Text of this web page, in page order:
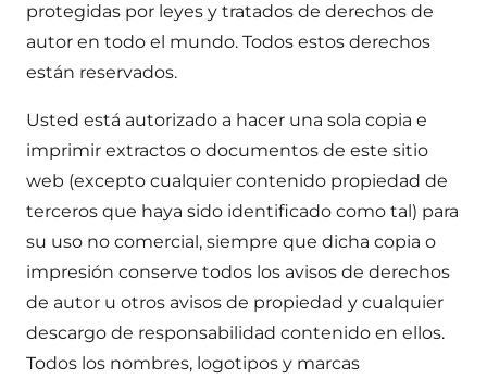
protegidas por leyes y tratados de derechos de
autor en todo el mundo. Todos estos derechos
están reservados.
Usted está autorizado a hacer una sola copia e
imprimir extractos o documentos de este sitio
web (excepto cualquier contenido propiedad de
terceros que haya sido identificado como tal) para
su uso no comercial, siempre que dicha copia o
impresión conserve todos los avisos de derechos
de autor u otros avisos de propiedad y cualquier
descargo de responsabilidad contenido en ellos.
Todos los nombres, logotipos y marcas